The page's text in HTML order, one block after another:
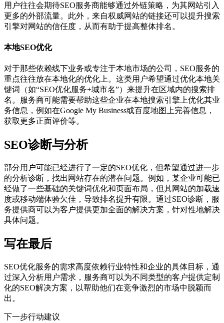
用户往往会期待SEO服务商能够通过外链策略，为其网站引入
更多的外部流量。此外，来自权威网站的链接还可以提升搜索
引擎对网站的信任度，从而有助于提高整体排名。
本地SEO优化
对于那些依赖线下业务或专注于本地市场的公司，SEO服务的
重点往往放在本地化的优化上。这类用户希望通过优化本地关
键词（如“SEO优化服务+城市名”）来提升在区域内的搜索排
名。服务商可能需要帮助这些企业在本地搜索引擎上优化其业
务信息，例如在Google My Business或百度地图上完善信息，
获取更多正面评价等。
SEO诊断与分析
部分用户可能已经进行了一定的SEO优化，但希望通过进一步
的分析诊断，找出网站存在的潜在问题。例如，某企业可能已
经做了一些基础的关键词优化和页面布局，但其网站的加载速
度或移动端体验欠佳，导致排名提升有限。通过SEO诊断，服
务提供商可以为客户提供更加全面的解决方案，针对性地解决
具体问题。
写在最后
SEO优化服务的需求高度依赖行业特性和企业的具体目标，通
过深入分析用户需求，服务商可以为不同类型的客户提供定制
化的SEO解决方案，以帮助他们在竞争激烈的市场中脱颖而
出。
下一步行动建议